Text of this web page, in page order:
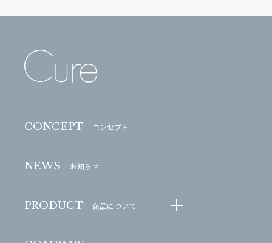
CONCEPT コンセプト
NEWS お知らせ
PRODUCT 商品について